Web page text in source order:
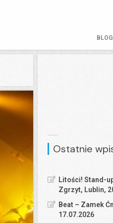
BLOG
Ostatnie
Litości! Stand-
Zgrzyt, Lublin,
Beat – Zamek
17.07.2026